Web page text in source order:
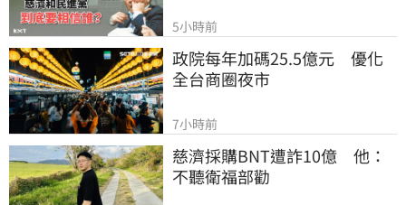
5小時前
政院每年加碼25.5億元　優化
全台商圈夜市
7小時前
慈濟採購BNT遭詐10億　他：
不聽衛福部勸